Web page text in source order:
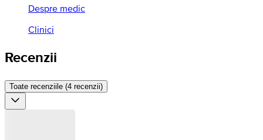
Despre medic
Clinici
Recenzii
Toate recenziile (4 recenzii)